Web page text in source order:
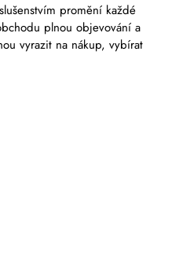
promění každé
plnou objevování a
vyrazit na nákup, vybírat